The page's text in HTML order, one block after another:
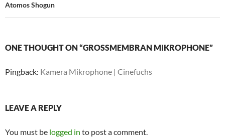
Atomos Shogun
ONE THOUGHT ON “GROSSMEMBRAN MIKROPHONE”
Pingback: Kamera Mikrophone | Cinefuchs
LEAVE A REPLY
You must be logged in to post a comment.